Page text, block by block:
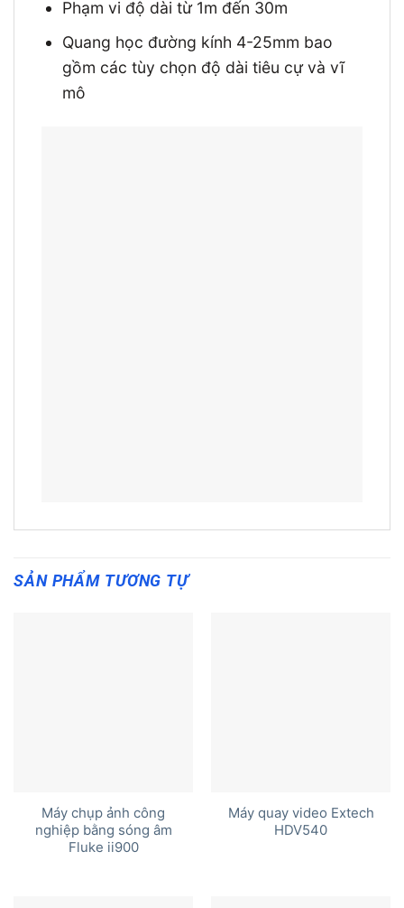
Phạm vi độ dài từ 1m đến 30m
Quang học đường kính 4-25mm bao
gồm các tùy chọn độ dài tiêu cự và vĩ
mô
SẢN PHẨM TƯƠNG TỰ
Máy chụp ảnh công
nghiệp bằng sóng âm
Fluke ii900
Máy quay video Extech
HDV540